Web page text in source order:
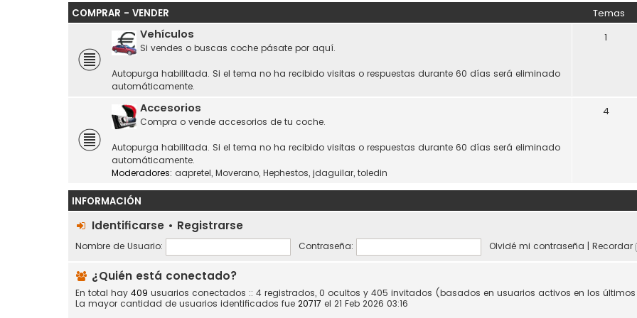
COMPRAR - VENDER Temas
Vehículos
Si vendes o buscas coche pásate por aquí.
Autopurga habilitada. Si el tema no ha recibido visitas o respuestas durante 60 días será eliminado
automáticamente.
1
Accesorios
Compra o vende accesorios de tu coche.
Autopurga habilitada. Si el tema no ha recibido visitas o respuestas durante 60 días será eliminado
automáticamente.
Moderadores: aapretel, Moverano, Hephestos, jdaguilar, toledin
4
INFORMACIÓN
Identificarse • Registrarse
Nombre de Usuario: Contraseña: Olvidé mi contraseña | Recordar
¿Quién está conectado?
En total hay 409 usuarios conectados :: 4 registrados, 0 ocultos y 405 invitados (basados en usuarios activos en los
La mayor cantidad de usuarios identificados fue 20717 el 21 Feb 2026 03:16